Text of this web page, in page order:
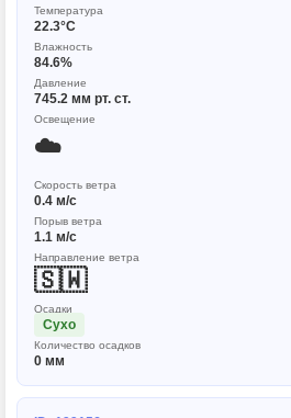
Температура
22.3°C
Влажность
84.6%
Давление
745.2 мм рт. ст.
Освещение
☁️
Скорость ветра
0.4 м/с
Порыв ветра
1.1 м/с
Направление ветра
🇸🇼
Осадки
Сухо
Количество осадков
0 мм